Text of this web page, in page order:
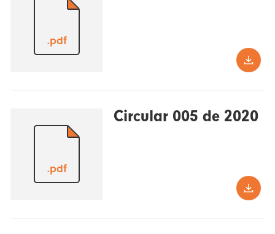
.pdf
.pdf
Circular 005 de 2020